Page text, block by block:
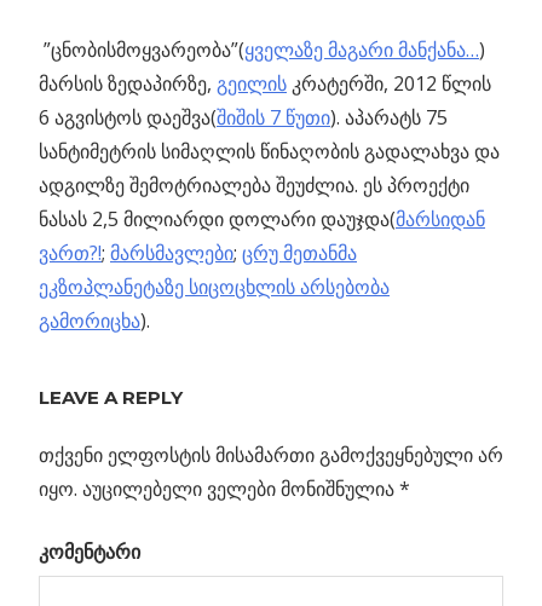
”ცნობისმოყვარეობა”(ყველაზე მაგარი მანქანა…)
მარსის ზედაპირზე, გეილის კრატერში, 2012 წლის
6 აგვისტოს დაეშვა(შიშის 7 წუთი). აპარატს 75
სანტიმეტრის სიმაღლის წინაღობის გადალახვა და
ადგილზე შემოტრიალება შეუძლია. ეს პროექტი
ნასას 2,5 მილიარდი დოლარი დაუჯდა(მარსიდან
ვართ?!; მარსმავლები; ცრუ მეთანმა
ეკზოპლანეტაზე სიცოცხლის არსებობა
გამორიცხა).
ნავიგაცია
Previous
ახალი
ძებნაში
LEAVE A REPLY
თქვენი ელფოსტის მისამართი გამოქვეყნებული არ
იყო. აუცილებელი ველები მონიშნულია*
კომენტარი